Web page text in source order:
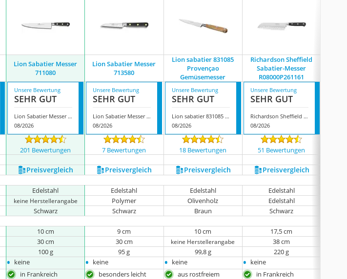
Lion Sabatier Messer
711080
Lion Sabatier Messer
713580
Lion sabatier 831085
Provençao
Gemüsemesser
Richardson Sheffield
Sabatier-Messer
R08000P261161
Unsere Bewertung
SEHR GUT
Lion Sabatier Messer 711080
08/2026
Unsere Bewertung
SEHR GUT
Lion Sabatier Messer 713580
08/2026
Unsere Bewertung
SEHR GUT
Lion sabatier 831085 Provençao Gemüsemesser
08/2026
Unsere Bewertung
SEHR GUT
Richardson Sheffield Sabatier-Messer R08000P261161
08/2026
201 Bewertungen 7 Bewertungen 18 Bewertungen 51 Bewertungen
Preis­vergleich Preis­vergleich Preis­vergleich Preis­vergleich
Edelstahl Edelstahl Edelstahl
Edelstahl
keine Herstellerangabe Polymer Olivenholz Edelstahl
Schwarz Schwarz Braun
Schwarz
10 cm 9 cm 10 cm
17,5 cm
30 cm 30 cm keine Herstellerangabe
38 cm
100 g 95 g ‎99,8 g
220 g
• keine • keine • keine • keine
in Frankreich
besonders leicht
aus rostfreiem
in Frankreich